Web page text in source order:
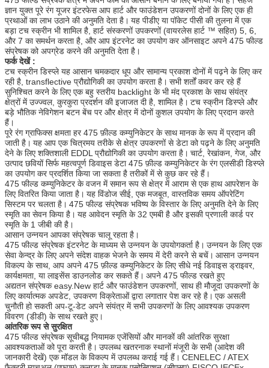
ज्ञान युक्त पूरे रंग यूजर इंटरफेस आप हार्ट और फाउंडेशन उपकरणों दोनों के लिए एक ही
प्रथाओं का लाभ उठाने की अनुमति देता है। यह पीडीए या पॉकेट पीसी की तुलना में एक
बड़ा टच स्क्रीन भी शामिल है, हार्ट संस्करणों उपकरणों (वायरलेस हार्ट ™ सहित) 5, 6,
और 7 का समर्थन करता है, और आप इंटरनेट का उपयोग कर ऑनसाइट अपने 475 फील्ड
संप्रेषक को अपग्रेड करने की अनुमति देता है।
फर्क देखें :
टच स्क्रीन डिस्प्ले यह आसान चमकदार धूप और सामान्य प्रकाश दोनों में पढ़ने के लिए कर
रही है, transflective प्रौद्योगिकी का उपयोग करता है। सभी शर्तों कवर कर रहे हैं
सुनिश्चित करने के लिए एक बहु स्तरीय backlight के भी मंद प्रकाश के साथ संयंत्र
क्षेत्रों में उज्ज्वल, कुरकुरा प्रदर्शन की इजाजत दी है, शामिल है। टच स्क्रीन डिस्प्ले और
बड़े भौतिक नेविगेशन बटन बेंच पर और क्षेत्र में दोनों कुशल उपयोग के लिए प्रदान करते
हैं।
पूरे रंग ग्राफिक्स क्षमता हर 475 फ़ील्ड कम्युनिकेटर के साथ मानक के रूप में प्रदान की
जाती है। यह आप एक चित्रमय तरीके से क्षेत्र उपकरणों से डेटा को पढ़ने के लिए अनुमति
देने के लिए शक्तिशाली EDDL प्रौद्योगिकी का उपयोग करता है। चार्ट, रेखांकन, गेज, और
उत्पाद छवियों सिर्फ महत्वपूर्ण डिवाइस डेटा 475 फ़ील्ड कम्युनिकेटर के रंग एलसीडी डिस्प्ले
का उपयोग कर प्रदर्शित किया जा सकता है तरीकों में से कुछ कर रहे हैं।
475 फील्ड कम्युनिकेटर के वजन में समान रूप से क्षेत्र में आराम से एक हाथ आपरेशन के
लिए वितरित किया जाता है। यह विंडोज सीई, एक मजबूत, वास्तविक समय ऑपरेटिंग
सिस्टम पर चलता है। 475 फील्ड संप्रेषक भविष्य के विस्तार के लिए अनुमति देने के लिए
स्मृति का सेवन किया है। यह आवेदन स्मृति के 32 एमबी है और इसकी प्रणाली कार्ड पर
स्मृति के 1 जीबी की है।
आसान उन्नयन आपका संप्रेषक चालू रहता है।
475 फील्ड संप्रेषक इंटरनेट के माध्यम से उन्नयन के उपयोगकर्ता है। उन्नयन के लिए एक
सेवा केन्द्र के लिए अपने संदेश वाहक भेजने के समय में देरी करने से बचें। आसान उन्नयन
विकल्प के साथ, आप अपने 475 फ़ील्ड कम्युनिकेटर के लिए सीधे नई डिवाइस ड्राइवर,
कार्यक्षमता, या लाइसेंस डाउनलोड कर सकते हैं। अपने 475 फील्ड रखते हुए
अद्यतन संप्रेषक easy.New हार्ट और फाउंडेशन उपकरणों, साथ ही मौजूदा उपकरणों के
लिए कार्यात्मक अपडेट, उपकरण विक्रेताओं द्वारा लगातार पेश कर रहे है। एक असली
चुनौती हो सकती अप-टू-डेट अपने संयंत्र में सभी उपकरणों के लिए आवश्यक उपकरण
विवरण (डीडी) के साथ रखते हुए।
आंतरिक रूप से सुरक्षित
475 फील्ड संप्रेषक सूचीबद्ध नियामक एजेंसियों और मानकों की आंतरिक सुरक्षा
आवश्यकताओं को पूरा करती है। उपलब्ध खतरनाक स्थानों मंजूरी के सभी (आदेश की
जानकारी देखें) एक मॉडल के विकल्प में उपलब्ध कराई गई हैं। CENELEC / ATEX